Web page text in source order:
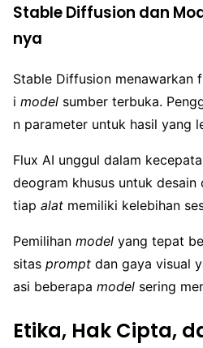
Stable Diffusion dan
nya
Stable Diffusion menawarkan
i model sumber terbuka.
n parameter untuk hasil yang
Flux AI unggul dalam
deogram khusus untuk desain
tiap alat memiliki kelebihan
Pemilihan model yang tepat
sitas prompt dan gaya visual
asi beberapa model sering
Etika, Hak Cipta,